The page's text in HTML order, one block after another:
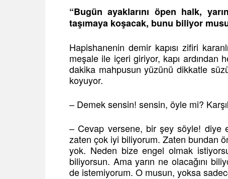
“Bugün ayaklarını öpen halk,
taşımaya koşacak, bunu biliyor
Hapishanenin demir kapısı zifiri
meşale ile içeri giriyor, kapı ardından
dakika mahpusun yüzünü dikkatle
koyuyor.
– Demek sensin! sensin, öyle mi?
– Cevap versene, bir şey söyle! diye
zaten çok iyi biliyorum. Zaten bundan
yok. Neden bize engel olmak
biliyorsun. Ama yarın ne olacağını
de istemiyorum. O musun, yoksa